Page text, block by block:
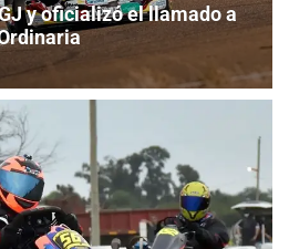
y oficializó el llamado a